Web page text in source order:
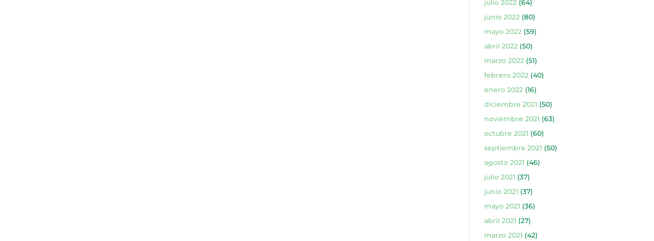
julio 2022(64)
junio 2022(80)
mayo 2022(59)
abril 2022(50)
marzo 2022(51)
febrero 2022(40)
enero 2022(16)
diciembre 2021 (50)
noviembre 2021 (63)
octubre 2021 (60)
septiembre 2021 (50)
agosto 2021 (46)
julio 2021 (37)
junio 2021 (37)
mayo 2021 (36)
abril 2021 (27)
marzo 2021 (42)